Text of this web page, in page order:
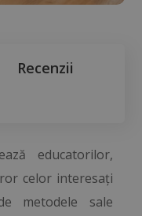
Recenzii
educatorilor,
celor interesați
metodele sale